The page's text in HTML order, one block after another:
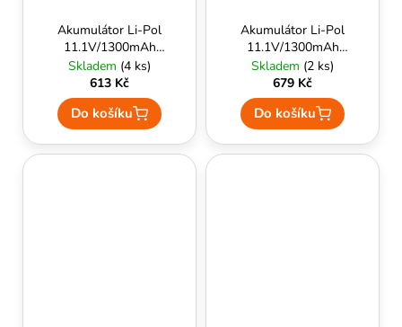
Akumulátor Li-Pol
11.1V/1300mAh
(15/30C) - Specna
Arms Energy
Skladem (4 ks)
613 Kč
Do košíku
Akumulátor Li-Pol
11.1V/1300mAh
(15/30C) T-konektor
- Specna Arms
Energy
Skladem (2 ks)
679 Kč
Do košíku